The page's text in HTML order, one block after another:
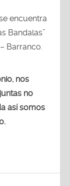
encuentra
Bandalas”
Barranco.
nos
no
así somos